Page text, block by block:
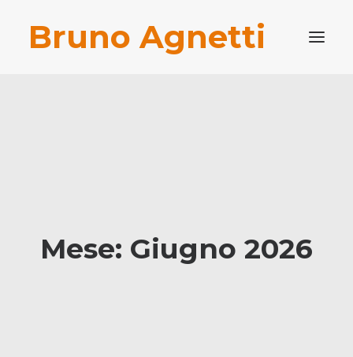
Bruno Agnetti
Mese: Giugno 2026